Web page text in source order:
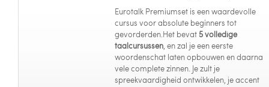
Eurotalk Premiumset is een waardevolle
cursus voor absolute beginners tot
gevorderden.Het bevat5 volledige
taalcursussen, en zal je een eerste
woordenschat laten opbouwen en daarna
vele complete zinnen. Je zult je
spreekvaardigheid ontwikkelen, je accent